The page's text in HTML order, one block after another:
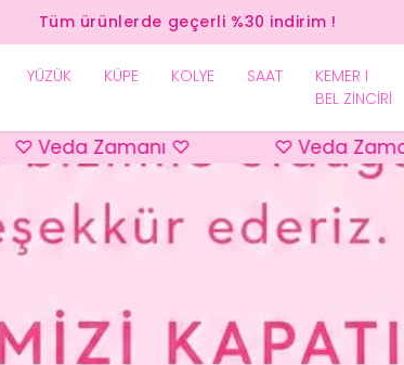
Tüm ürünlerde geçerli %30 indirim !
YÜZÜK KÜPE KOLYE SAAT
KEMER I
BEL ZİNCİRİ
Zamanı ♡ ♡ Veda Zamanı ♡